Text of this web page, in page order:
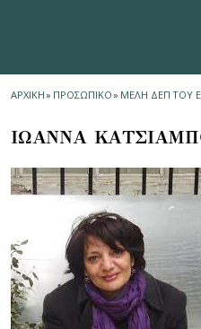
ΑΡΧΙΚΗ» ΠΡΟΣΩΠΙΚΟ» ΜΕΛΗ ΔΕΠ ΤΟΥ
ΙΩΑΝΝΑ